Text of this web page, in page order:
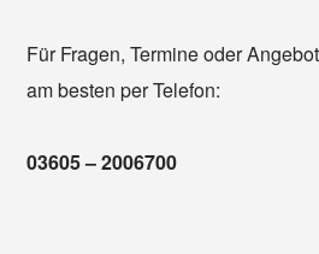
Für Fragen, Termine oder
am besten per Telefon:
03605 – 2006700